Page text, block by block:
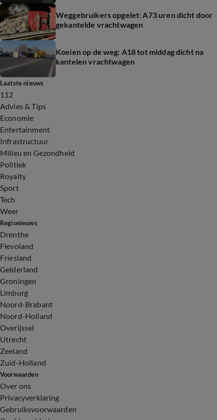
Weggebruikers opgelet: A73 uren dicht door
gekantelde vrachtwagen
Koeien op de weg: A18 tot middag dicht na
kantelen vrachtwagen
Laatste nieuws
112
Advies & Tips
Economie
Entertainment
Infrastructuur
Milieu en Gezondheid
Politiek
Royalty
Sport
Tech
Weer
Regionieuws
Drenthe
Flevoland
Friesland
Gelderland
Groningen
Limburg
Noord-Brabant
Noord-Holland
Overijssel
Utrecht
Zeeland
Zuid-Holland
Voorwaarden
Over ons
Privacyverklaring
Gebruiksvoorwaarden